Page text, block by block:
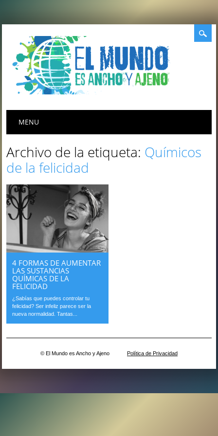
Menú principal
MENU
Archivo de la etiqueta: Químicos
de la felicidad
4 FORMAS DE AUMENTAR
LAS SUSTANCIAS
QUÍMICAS DE LA
FELICIDAD
¿Sabías que puedes controlar tu
felicidad? Ser infeliz parece ser la
nueva normalidad. Tantas...
© El Mundo es Ancho y Ajeno Política de Privacidad